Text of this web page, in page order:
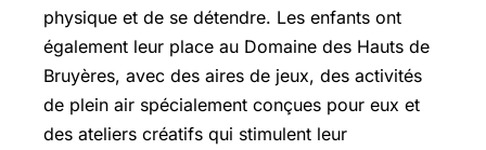
physique et de se détendre. Les enfants ont
également leur place au Domaine des Hauts de
Bruyères, avec des aires de jeux, des activités
de plein air spécialement conçues pour eux et
des ateliers créatifs qui stimulent leur